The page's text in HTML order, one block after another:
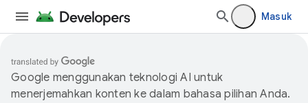
Masuk
Google menggunakan teknologi AI untuk
menerjemahkan konten ke dalam bahasa pilihan Anda.